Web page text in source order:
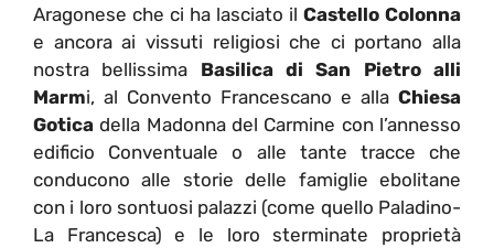
Aragonese che ci ha lasciato il Castello Colonna
e ancora ai vissuti religiosi che ci portano alla
nostra bellissima Basilica di San Pietro alli
Marmi, al Convento Francescano e alla Chiesa
Gotica della Madonna del Carmine con l’annesso
edificio Conventuale o alle tante tracce che
conducono alle storie delle famiglie ebolitane
con i loro sontuosi palazzi (come quello Paladino-
La Francesca) e le loro sterminate proprietà